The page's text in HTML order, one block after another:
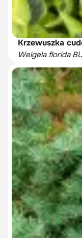
Krzewuszka
Weigela florida